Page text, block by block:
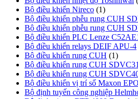
Bộ điều khiển Nireco (1)
Bộ điều khiển phễu rung CUH
Bộ điều khiển phễu rung CUH
Bộ điều khiển PLC Lenze
Bộ điều khiển relays DEIF APU-4
Bộ điều khiển rung CUH (1)
Bộ điều khiển rung CUH
Bộ điều khiển rung CUH
Bộ điều khiển vị trí số Maxon
Bộ định tuyến công nghiệp